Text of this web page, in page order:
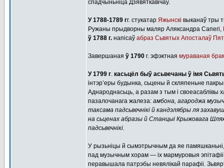
спадчыньніца Дзявяткавічаў.
У 1788-1789 гг. стукатар Яжынскі выканаў тры
Ружаны прыдворны маляр Аляксандра Сапегі,
ў 1788 г. напісаў абраз Сьвятых Апосталаў
Завершаная ў 1790 г. эфэктная мураваная
У 1799 г. касьцёл быў асьвечаны ў імя
інтэр’еры будынка, сьцены й скляпеньне
Аднароднасьць, а разам з тым і своеасаблівы
пазалочанага жалеза: амбона, агароджа
таксама падсьвечнікі й кандэлябры ля
на сьценах абразы й Станцыі Крыжовага
падсьвечнікі.
У рызьніцы й сымэтрычным да яе
пад музычным хорам — іх мармуровыя
перавышала патрэбы невялікай парафіі.